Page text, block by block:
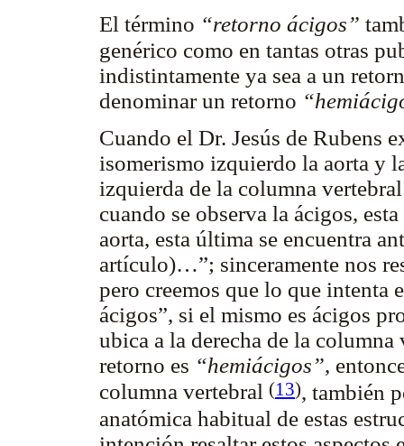
El término “retorno ácigos”
genérico como en tantas otras
indistintamente ya sea a un
denominar un retorno
Cuando el Dr. Jesús de Rubens
isomerismo izquierdo la aorta y
izquierda de la columna
cuando se observa la ácigos,
aorta, esta última se encuentra
artículo)…”; sinceramente nos
pero creemos que lo que intenta
ácigos”, si el mismo es ácigos
ubica a la derecha de la
retorno es “hemiácigos”,
columna vertebral (13), también
anatómica habitual de estas